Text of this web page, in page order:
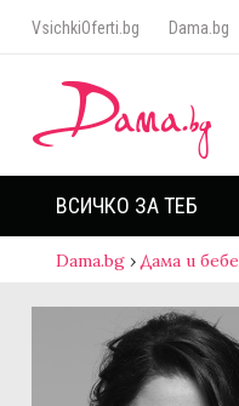
VsichkiOferti.bg Dama.bg
ВСИЧКО ЗА ТЕБ
Dama.bg ›Дама и бебе